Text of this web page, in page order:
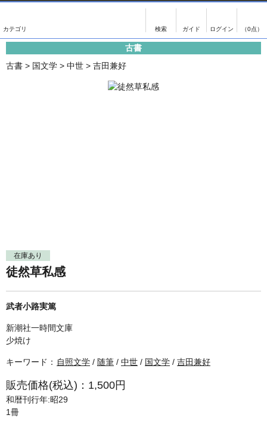
（0点）
影印資料
単行本◆日本語史
単行本◆美術
Ｗｅｂ版
美本なし
書誌学・目録
古書目録
画像がある商品のみ検索
古書
古書 > 国文学 > 中世 > 吉田兼好
在庫あり
徒然草私感
武者小路実篤
新潮社一時間文庫
少焼け
キーワード： 自照文学 / 随筆 / 中世 / 国文学 / 吉田兼好
販売価格(税込)：1,500円
和暦刊行年:昭29
1冊